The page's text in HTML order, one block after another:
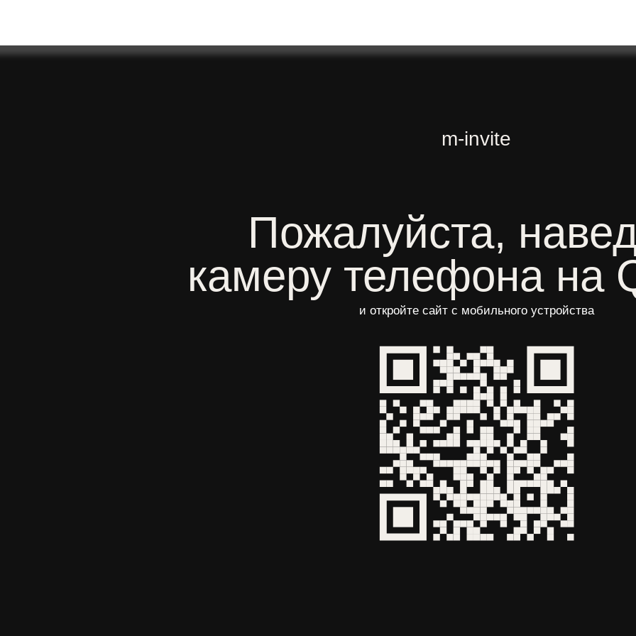
Пожалуйста, наведите
камеру телефона на QR-
и откройте сайт с мобильного устройства